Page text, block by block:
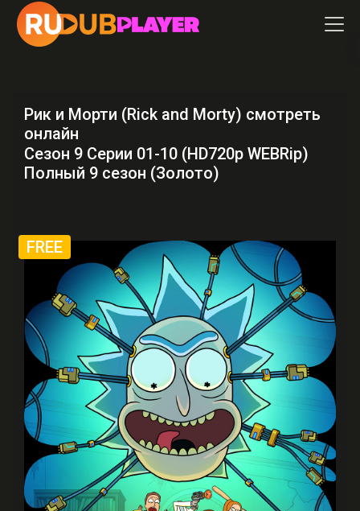
Рик и Морти (Rick and Morty) смотреть
онлайн
Сезон 9 Серии 01-10 (HD720p WEBRip)
Полный 9 сезон (Золото)
FREE